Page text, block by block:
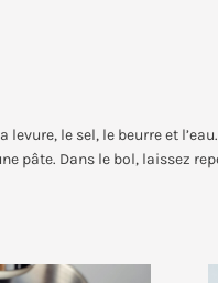
levure, le sel, le beurre et
pâte. Dans le bol, laissez